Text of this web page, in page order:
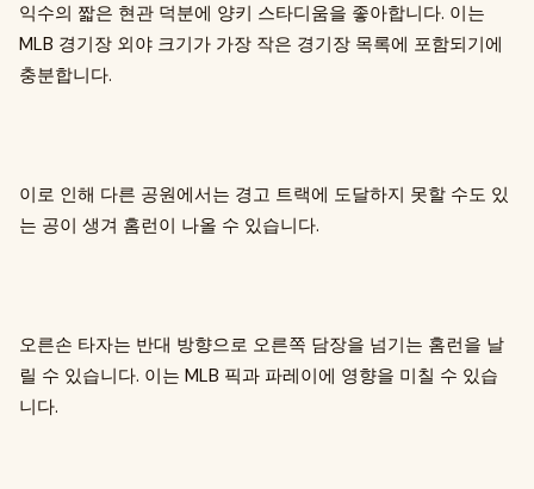
익수의 짧은 현관 덕분에 양키 스타디움을 좋아합니다. 이는
MLB 경기장 외야 크기가 가장 작은 경기장 목록에 포함되기에
충분합니다.
이로 인해 다른 공원에서는 경고 트랙에 도달하지 못할 수도 있
는 공이 생겨 홈런이 나올 수 있습니다.
오른손 타자는 반대 방향으로 오른쪽 담장을 넘기는 홈런을 날
릴 수 있습니다. 이는 MLB 픽과 파레이에 영향을 미칠 수 있습
니다.